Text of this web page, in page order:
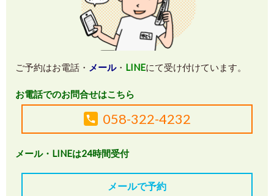
ご予約はお電話・ メール・ LINEにて受け付けています。
お電話でのお問合せはこちら
058-322-4232
メール・LINEは24時間受付
メールで予約